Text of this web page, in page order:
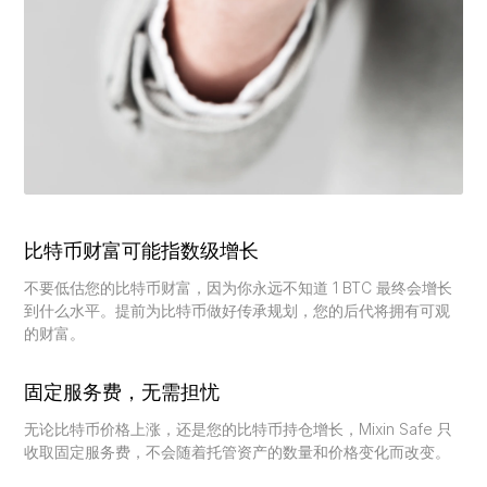
比特币财富可能指数级增长
不要低估您的比特币财富，因为你永远不知道 1 BTC 最终会增长
到什么水平。提前为比特币做好传承规划，您的后代将拥有可观
的财富。
固定服务费，无需担忧
无论比特币价格上涨，还是您的比特币持仓增长，Mixin Safe 只
收取固定服务费，不会随着托管资产的数量和价格变化而改变。